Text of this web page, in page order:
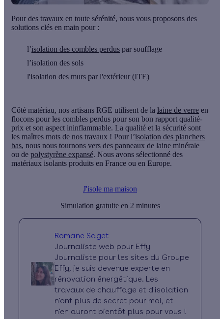
Pour des travaux en toute sérénité, nous vous proposons des
solutions clés en main pour :
l’isolation des combles perdus par soufflage
l’isolation des sols
l'isolation des murs par l'extérieur (ITE)
Côté matériau, nos artisans RGE utilisent de la laine de verre en
flocons pour les combles perdus pour son bon rapport qualité-
prix et son aspect ininflammable. La qualité et la sécurité sont
les maîtres mots de nos travaux ! Pour l’isolation des planchers
bas, nous nous tournons vers des panneaux de laine minérale
ou de polystyrène expansé. Nous avons sélectionné des
matériaux isolants produits en France ou en Europe.
J'isole ma maison
Simulation gratuite en 2 minutes
Romane Saget
Journaliste web pour Effy
Journaliste pour les sites du Groupe
Effy, je suis devenue experte en
rénovation énergétique. Les
travaux de chauffage et d'isolation
n'ont plus de secret pour moi, et
n'en auront bientôt plus pour vous !